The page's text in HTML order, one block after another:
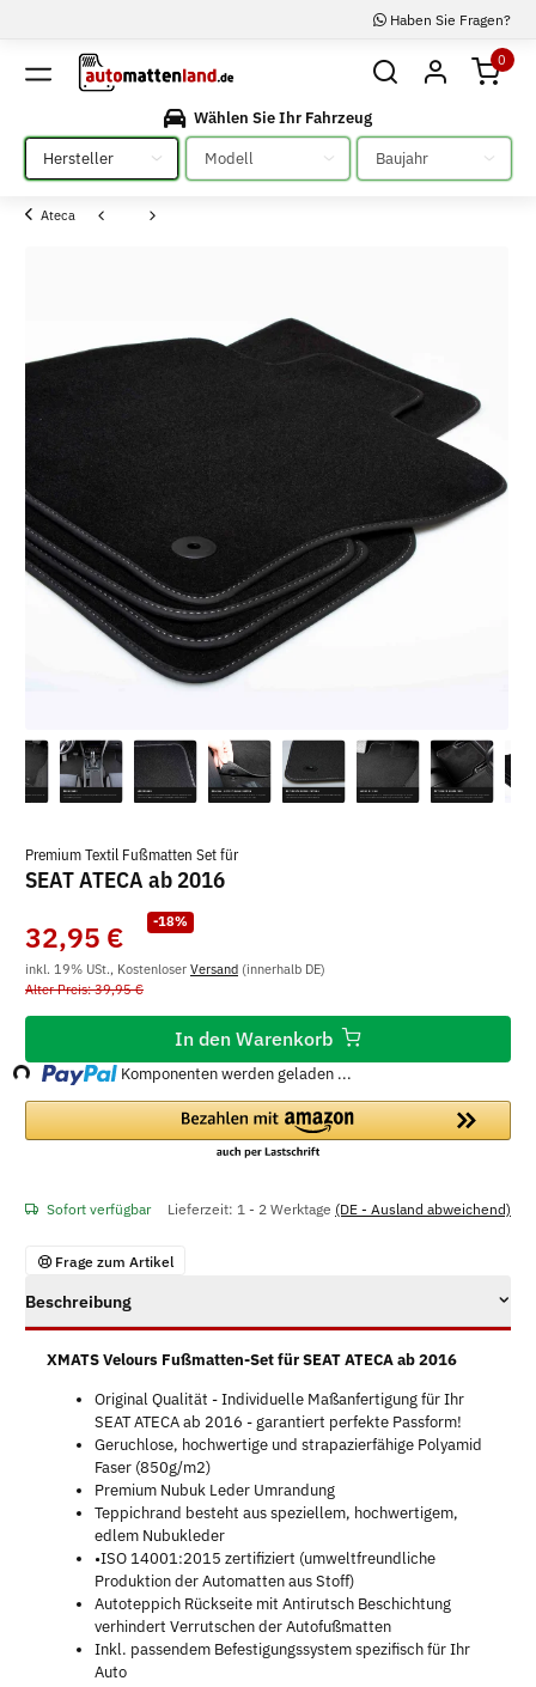
Haben Sie Fragen?
0
Wählen Sie Ihr Fahrzeug
Bitte auswählen
Bitte auswählen Bitte auswählen
Ateca
Premium Textil Fußmatten Set für
SEAT ATECA ab 2016
-18%
32,95 €
inkl. 19% USt., Kostenloser Versand (innerhalb DE)
Alter Preis: 39,95 €
In den Warenkorb
Loading... Komponenten werden geladen ...
Sofort verfügbar Lieferzeit: 1 - 2 Werktage (DE - Ausland abweichend)
Frage zum Artikel
Beschreibung
XMATS Velours Fußmatten-Set für SEAT ATECA ab 2016
Original Qualität - Individuelle Maßanfertigung für Ihr
SEAT ATECA ab 2016 - garantiert perfekte Passform!
Geruchlose, hochwertige und strapazierfähige Polyamid
Faser (850g/m2)
Premium Nubuk Leder Umrandung
Teppichrand besteht aus speziellem, hochwertigem,
edlem Nubukleder
•ISO 14001:2015 zertifiziert (umweltfreundliche
Produktion der Automatten aus Stoff)
Autoteppich Rückseite mit Antirutsch Beschichtung
verhindert Verrutschen der Autofußmatten
Inkl. passendem Befestigungssystem spezifisch für Ihr
Auto